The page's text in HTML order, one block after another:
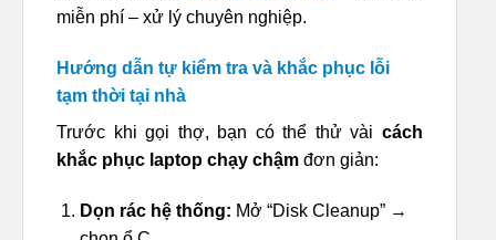
miễn phí – xử lý chuyên nghiệp.
Hướng dẫn tự kiểm tra và khắc phục lỗi
tạm thời tại nhà
Trước khi gọi thợ, bạn có thể thử vài cách
khắc phục laptop chạy chậm đơn giản:
Dọn rác hệ thống: Mở “Disk Cleanup” →